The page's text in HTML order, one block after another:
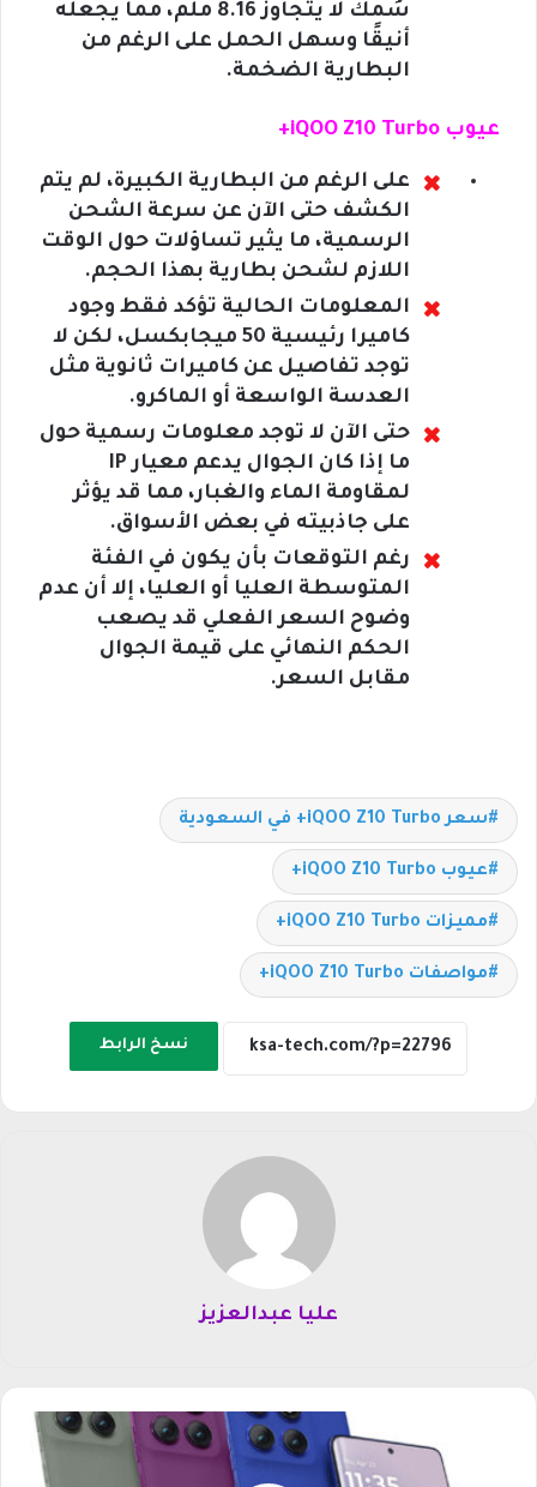
سُمك لا يتجاوز 8.16 ملم، مما يجعله
أنيقًا وسهل الحمل على الرغم من
البطارية الضخمة.
عيوب iQOO Z10 Turbo+
على الرغم من البطارية الكبيرة، لم يتم
الكشف حتى الآن عن سرعة الشحن
الرسمية، ما يثير تساؤلات حول الوقت
اللازم لشحن بطارية بهذا الحجم.
المعلومات الحالية تؤكد فقط وجود
كاميرا رئيسية 50 ميجابكسل، لكن لا
توجد تفاصيل عن كاميرات ثانوية مثل
العدسة الواسعة أو الماكرو.
حتى الآن لا توجد معلومات رسمية حول
ما إذا كان الجوال يدعم معيار IP
لمقاومة الماء والغبار، مما قد يؤثر
على جاذبيته في بعض الأسواق.
رغم التوقعات بأن يكون في الفئة
المتوسطة العليا أو العليا، إلا أن عدم
وضوح السعر الفعلي قد يصعب
الحكم النهائي على قيمة الجوال
مقابل السعر.
سعر iQOO Z10 Turbo+ في السعودية
عيوب iQOO Z10 Turbo+
مميزات iQOO Z10 Turbo+
مواصفات iQOO Z10 Turbo+
نسخ الرابط
عليا عبدالعزيز